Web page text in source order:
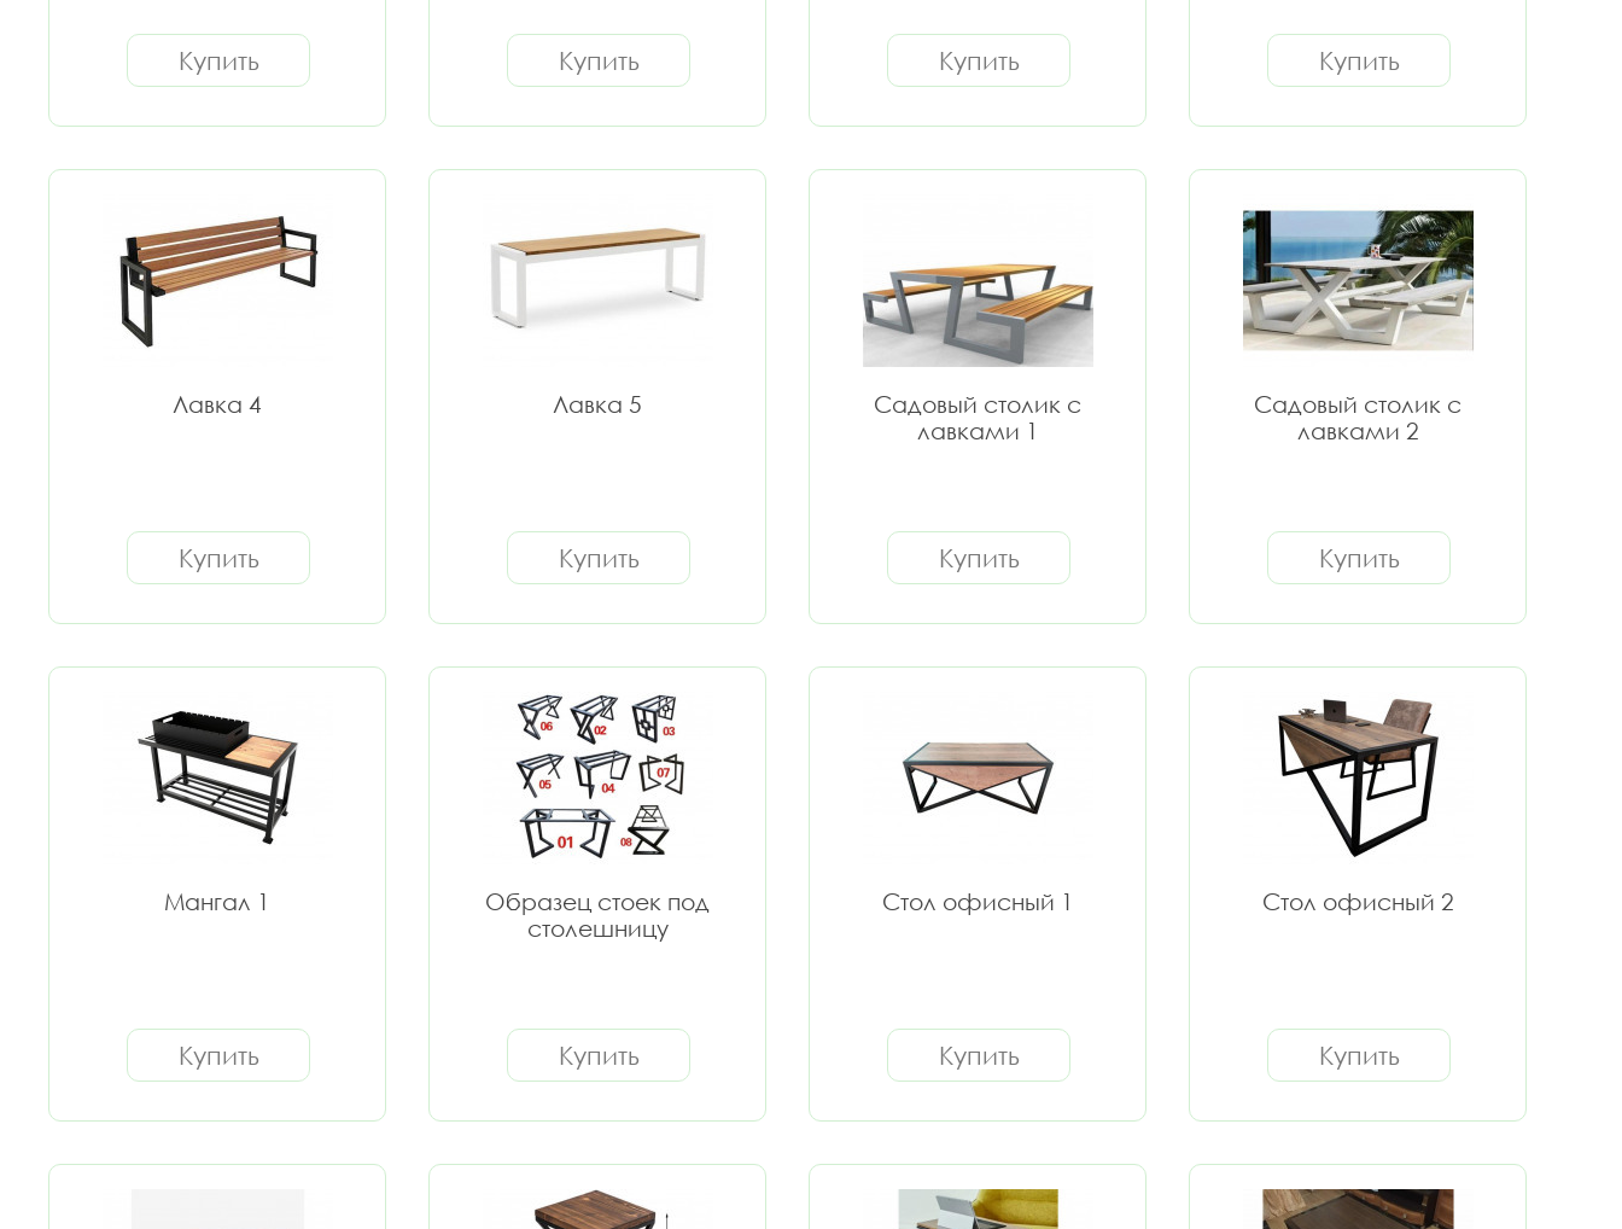
Купить Купить Купить Купить
Лавка 4
Купить
Лавка 5
Купить
Садовый столик с
лавками 1
Купить
Садовый столик с
лавками 2
Купить
Мангал 1
Купить
Образец стоек под
столешницу
Купить
Стол офисный 1
Купить
Стол офисный 2
Купить